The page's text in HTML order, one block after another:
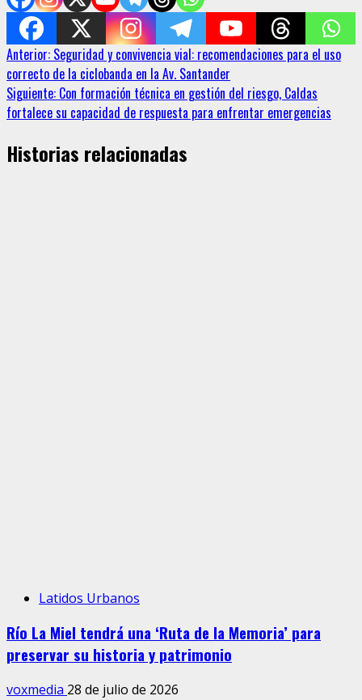
Sigue
leyendo
Anterior: Seguridad y convivencia vial: recomendaciones para el uso
correcto de la ciclobanda en la Av. Santander
Siguiente: Con formación técnica en gestión del riesgo, Caldas
fortalece su capacidad de respuesta para enfrentar emergencias
Historias relacionadas
Latidos Urbanos
Río La Miel tendrá una ‘Ruta de la Memoria’ para
preservar su historia y patrimonio
voxmedia 28 de julio de 2026